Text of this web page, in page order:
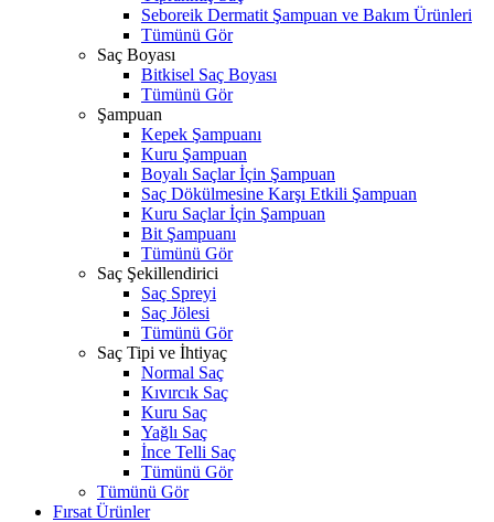
Seboreik Dermatit Şampuan ve Bakım Ürünleri
Tümünü Gör
Saç Boyası
Bitkisel Saç Boyası
Tümünü Gör
Şampuan
Kepek Şampuanı
Kuru Şampuan
Boyalı Saçlar İçin Şampuan
Saç Dökülmesine Karşı Etkili Şampuan
Kuru Saçlar İçin Şampuan
Bit Şampuanı
Tümünü Gör
Saç Şekillendirici
Saç Spreyi
Saç Jölesi
Tümünü Gör
Saç Tipi ve İhtiyaç
Normal Saç
Kıvırcık Saç
Kuru Saç
Yağlı Saç
İnce Telli Saç
Tümünü Gör
Tümünü Gör
Fırsat Ürünler